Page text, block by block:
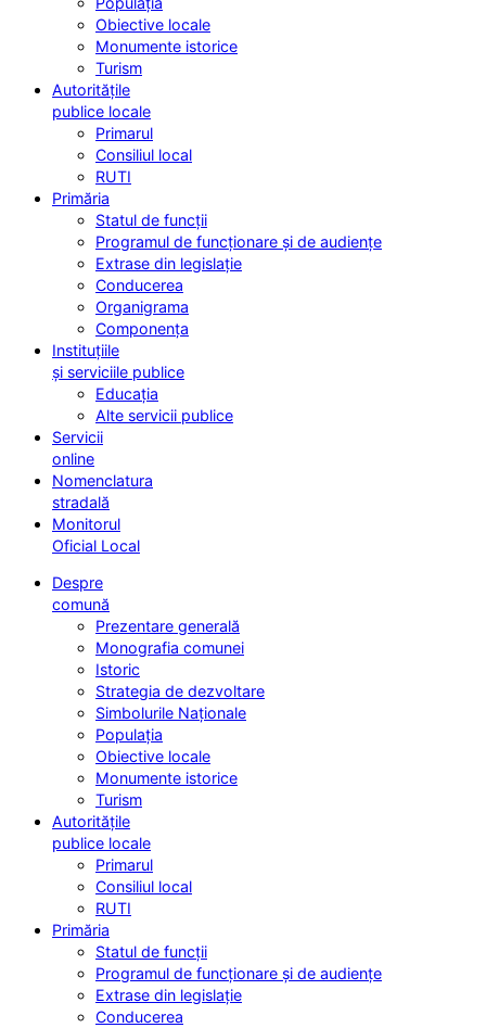
Obiective locale
Monumente istorice
Turism
Autoritățile
publice locale
Primarul
Consiliul local
RUTI
Primăria
Statul de funcții
Programul de funcționare și de audiențe
Extrase din legislație
Conducerea
Organigrama
Componența
Instituțiile
și serviciile publice
Educația
Alte servicii publice
Servicii
online
Nomenclatura
stradală
Monitorul
Oficial Local
Despre
comună
Prezentare generală
Monografia comunei
Istoric
Strategia de dezvoltare
Simbolurile Naționale
Populația
Obiective locale
Monumente istorice
Turism
Autoritățile
publice locale
Primarul
Consiliul local
RUTI
Primăria
Statul de funcții
Programul de funcționare și de audiențe
Extrase din legislație
Conducerea